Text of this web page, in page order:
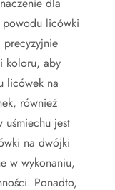
licówki
precyzyjnie
koloru, aby
licówek na
również
uśmiechu jest
na dwójki
w wykonaniu,
Ponadto,